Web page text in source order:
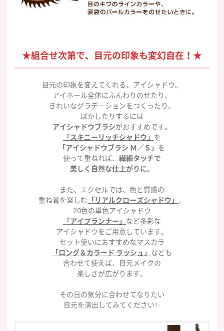
★組合せ次第で、目元の印象も変幻自在！★
目元の印象を変えてくれる、アイシャドウ。
アイホール全体にふんわりのせたり、
きれいなグラデ―ションをつくったり、
ぼかしたりするには
アイシャドウブラシがおすすめです。
「スキニーリッチシャドウ」 を
「アイシャドウブラシ Ｍ／Ｓ」 を
使って重ねれば、 繊細タッチで
美しく自然な仕上がりに。
また、エクセルでは、色と質感の
重ね着を楽しむ 「リアルクローズシャドウ」 、
20色の単色アイシャドウ
「アイプランナー」 など多彩な
アイシャドウをご用意しています。
セット使いにおすすめなマスカラ
「ロング＆カラード ラッシュ」 なども
合わせて使えば、目元メイクの
楽しさが広がります。
その日の気分に合わせてなりたい
目元を演出してみてください✨